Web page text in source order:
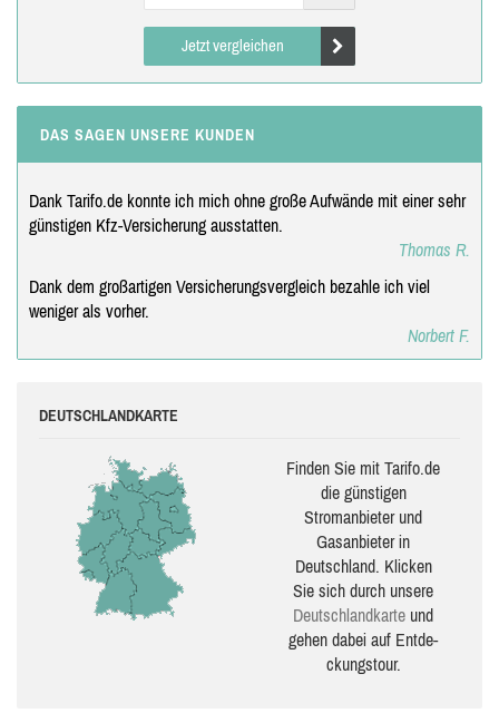
Jetzt vergleichen
DAS SAGEN UNSERE KUNDEN
Dank Tarifo.de konnte ich mich ohne große Aufwände mit einer sehr
günstigen Kfz-Versicherung ausstatten.
Thomas R.
Dank dem großartigen Versicherungsvergleich bezahle ich viel
weniger als vorher.
Norbert F.
DEUTSCHLANDKARTE
Finden Sie mit Tarifo.de
die güns­ti­gen
Stromanbieter und
Gasanbieter in
Deutschland. Klicken
Sie sich durch unsere
Deutsch­land­karte und
gehen dabei auf Ent­de­
ckungs­tour.